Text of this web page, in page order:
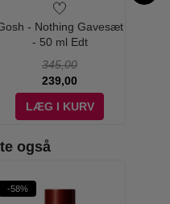
- Nothing Gavesæt
- 50 ml Edt
345,00
239,00
LÆG I KURV
også
-58%